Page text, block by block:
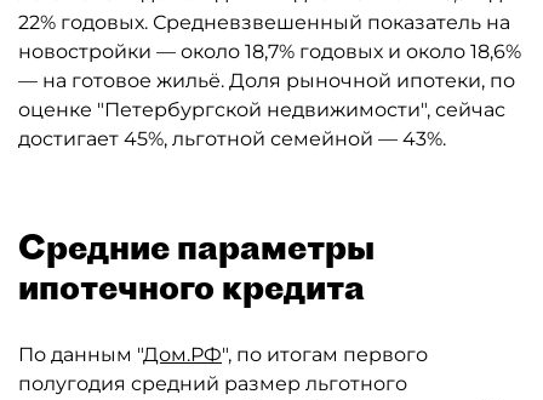
22% годовых. Средневзвешенный показатель на
новостройки — около 18,7% годовых и около 18,6%
— на готовое жильё. Доля рыночной ипотеки, по
оценке "Петербургской недвижимости", сейчас
достигает 45%, льготной семейной — 43%.
Средние параметры
ипотечного кредита
По данным "Дом.РФ", по итогам первого
полугодия средний размер льготного